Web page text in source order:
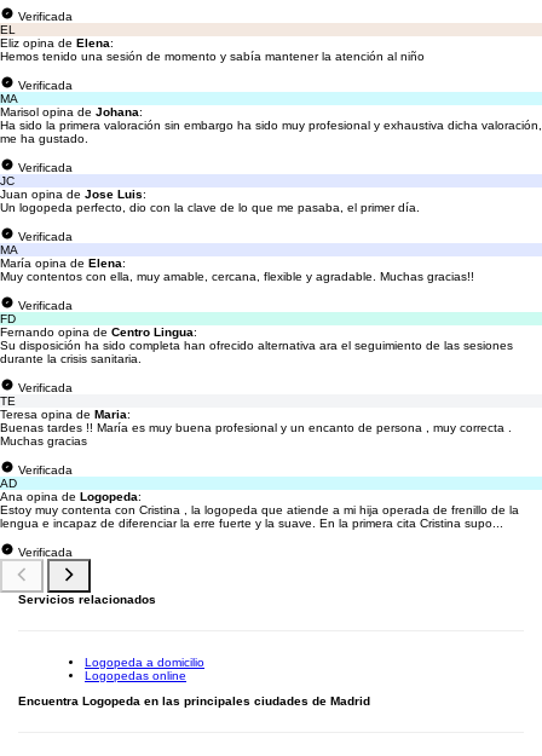
Verificada
EL
Eliz opina de Elena:
Hemos tenido una sesión de momento y sabía mantener la atención al niño
Verificada
MA
Marisol opina de Johana:
Ha sido la primera valoración sin embargo ha sido muy profesional y exhaustiva dicha valoración,
me ha gustado.
Verificada
JC
Juan opina de Jose Luis:
Un logopeda perfecto, dio con la clave de lo que me pasaba, el primer día.
Verificada
MA
María opina de Elena:
Muy contentos con ella, muy amable, cercana, flexible y agradable. Muchas gracias!!
Verificada
FD
Fernando opina de Centro Lingua:
Su disposición ha sido completa han ofrecido alternativa ara el seguimiento de las sesiones
durante la crisis sanitaria.
Verificada
TE
Teresa opina de Maria:
Buenas tardes !! María es muy buena profesional y un encanto de persona , muy correcta .
Muchas gracias
Verificada
AD
Ana opina de Logopeda:
Estoy muy contenta con Cristina , la logopeda que atiende a mi hija operada de frenillo de la
lengua e incapaz de diferenciar la erre fuerte y la suave. En la primera cita Cristina supo...
Verificada
Servicios relacionados
Logopeda a domicilio
Logopedas online
Encuentra Logopeda en las principales ciudades de Madrid